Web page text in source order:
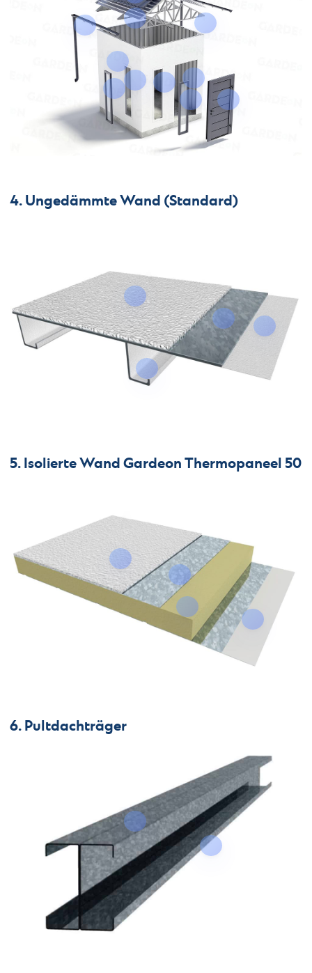
4. Ungedämmte Wand (Standard)
5. Isolierte Wand Gardeon Thermopaneel 50
6. Pultdachträger